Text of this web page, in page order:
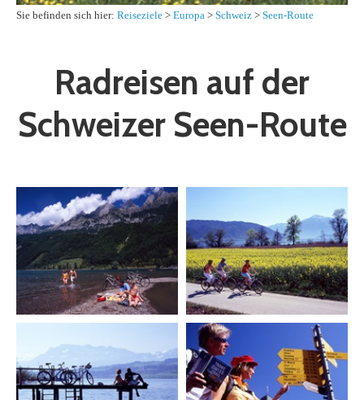
Sie befinden sich hier: Reiseziele > Europa > Schweiz > Seen-Route
Radreisen auf der
Schweizer Seen-Route